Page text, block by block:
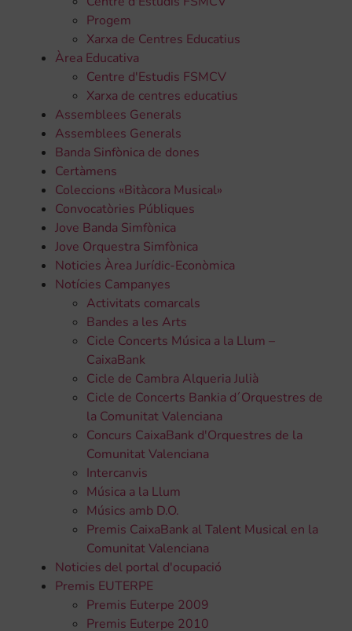
Progem
Xarxa de Centres Educatius
Àrea Educativa
Centre d'Estudis FSMCV
Xarxa de centres educatius
Assemblees Generals
Assemblees Generals
Banda Sinfònica de dones
Certàmens
Coleccions «Bitàcora Musical»
Convocatòries Públiques
Jove Banda Simfònica
Jove Orquestra Simfònica
Noticies Àrea Jurídic-Econòmica
Notícies Campanyes
Activitats comarcals
Bandes a les Arts
Cicle Concerts Música a la Llum –
CaixaBank
Cicle de Cambra Alqueria Julià
Cicle de Concerts Bankia d´Orquestres de
la Comunitat Valenciana
Concurs CaixaBank d'Orquestres de la
Comunitat Valenciana
Intercanvis
Música a la Llum
Músics amb D.O.
Premis CaixaBank al Talent Musical en la
Comunitat Valenciana
Noticies del portal d'ocupació
Premis EUTERPE
Premis Euterpe 2009
Premis Euterpe 2010